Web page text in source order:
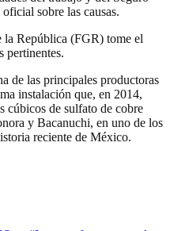
sobre las causas.
la República (FGR) tome el
pertinentes.
de las principales productoras
instalación que, en 2014,
cúbicos de sulfato de cobre
y Bacanuchi, en uno de los
reciente de México.